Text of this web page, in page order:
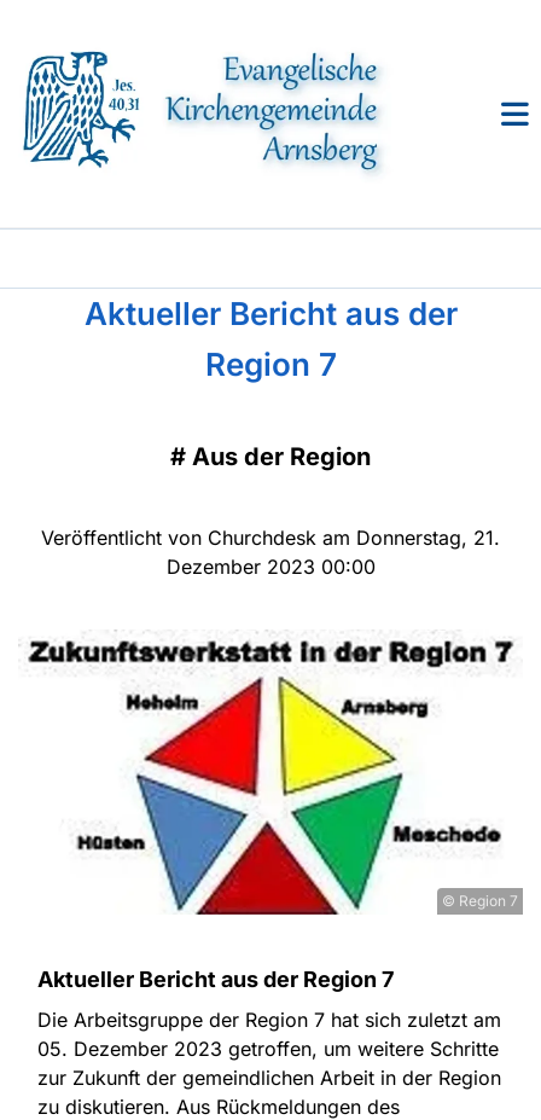
Aktueller Bericht aus der
Region 7
# Aus der Region
Veröffentlicht von Churchdesk am Donnerstag, 21.
Dezember 2023 00:00
© Region 7
Aktueller Bericht aus der Region 7
Die Arbeitsgruppe der Region 7 hat sich zuletzt am
05. Dezember 2023 getroffen, um weitere Schritte
zur Zukunft der gemeindlichen Arbeit in der Region
zu diskutieren. Aus Rückmeldungen des